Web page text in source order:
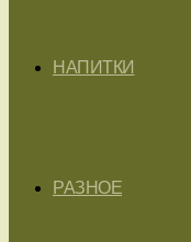
НАПИТКИ
РАЗНОЕ